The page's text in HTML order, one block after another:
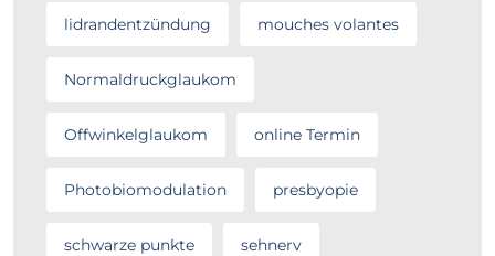
lidrandentzündung mouches volantes
Normaldruckglaukom
Offwinkelglaukom online Termin
Photobiomodulation presbyopie
schwarze punkte sehnerv